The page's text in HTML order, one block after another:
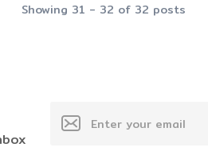
Showing 31 - 32 of 32 posts